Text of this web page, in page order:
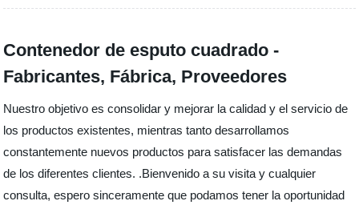
Contenedor de esputo cuadrado -
Fabricantes, Fábrica, Proveedores
Nuestro objetivo es consolidar y mejorar la calidad y el servicio de
los productos existentes, mientras tanto desarrollamos
constantemente nuevos productos para satisfacer las demandas
de los diferentes clientes. .Bienvenido a su visita y cualquier
consulta, espero sinceramente que podamos tener la oportunidad